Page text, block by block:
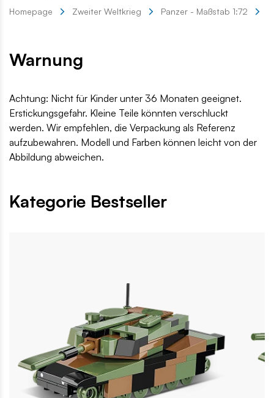
Homepage Zweiter Weltkrieg Panzer - Maßstab 1:72
Warnung
Achtung: Nicht für Kinder unter 36 Monaten geeignet.
Erstickungsgefahr. Kleine Teile könnten verschluckt
werden. Wir empfehlen, die Verpackung als Referenz
aufzubewahren. Modell und Farben können leicht von der
Abbildung abweichen.
Kategorie Bestseller